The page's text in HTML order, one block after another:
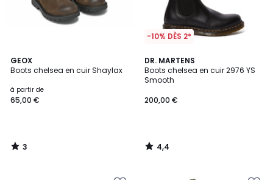
GEOX
Boots chelsea en cuir Shaylax
à partir de
65,00 €
3
/
3
/
-10% DÈS 2*
DR. MARTENS
Boots chelsea en cuir 2976 YS
Smooth
200,00 €
4,4
/ 5
4,4
/